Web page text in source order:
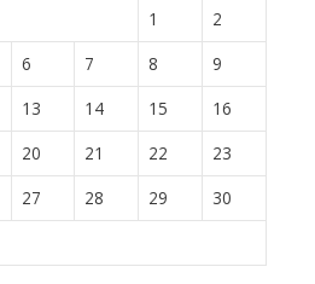
1
2
6 7 8
9
13 14 15
16
20 21 22
23
27 28 29
30